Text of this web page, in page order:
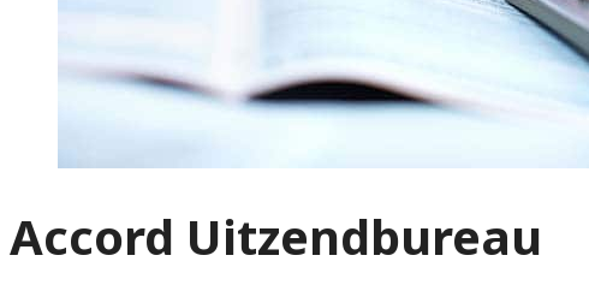
Accord Uitzendbureau